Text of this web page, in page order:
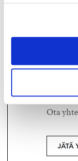
Ota
JÄTÄ